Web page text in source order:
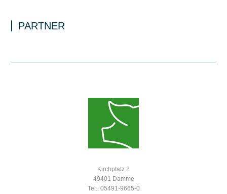
PARTNER
Kirchplatz 2
49401 Damme
Tel.: 05491-9665-0